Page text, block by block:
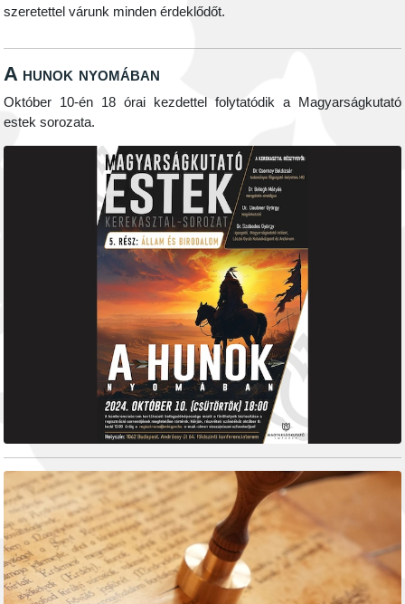
szeretettel várunk minden érdeklődőt.
A hunok nyomában
Október 10-én 18 órai kezdettel folytatódik a Magyarságkutató
estek sorozata.